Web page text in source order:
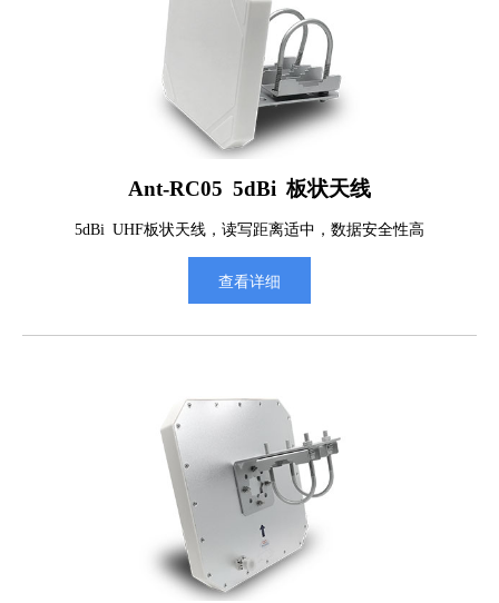
Ant-RC05 5dBi 板状天线
5dBi UHF板状天线，读写距离适中，数据安全性高
查看详细